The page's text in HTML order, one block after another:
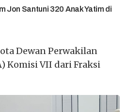
Jon Santuni 320 Anak Yatim di
Dewan Perwakilan
Komisi VII dari Fraksi